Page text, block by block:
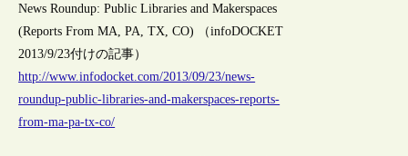
News Roundup: Public Libraries and Makerspaces
(Reports From MA, PA, TX, CO) （infoDOCKET
2013/9/23付けの記事）
http://www.infodocket.com/2013/09/23/news-
roundup-public-libraries-and-makerspaces-reports-
from-ma-pa-tx-co/